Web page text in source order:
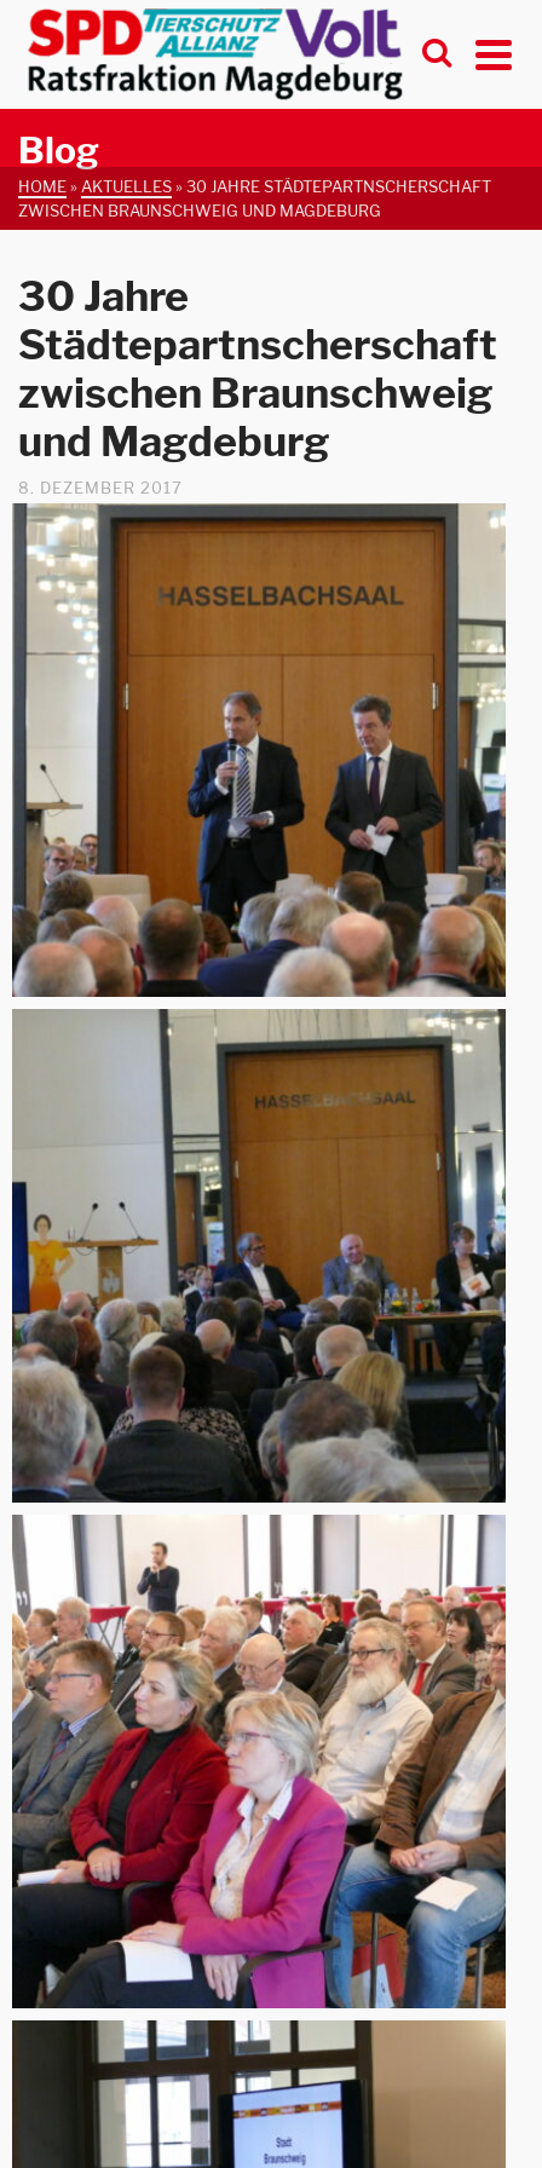
Blog
HOME» AKTUELLES»30 JAHRE STÄDTEPARTNSCHERSCHAFT
ZWISCHEN BRAUNSCHWEIG UND MAGDEBURG
30 Jahre
Städtepartnscherschaft
zwischen Braunschweig
und Magdeburg
8. DEZEMBER 2017